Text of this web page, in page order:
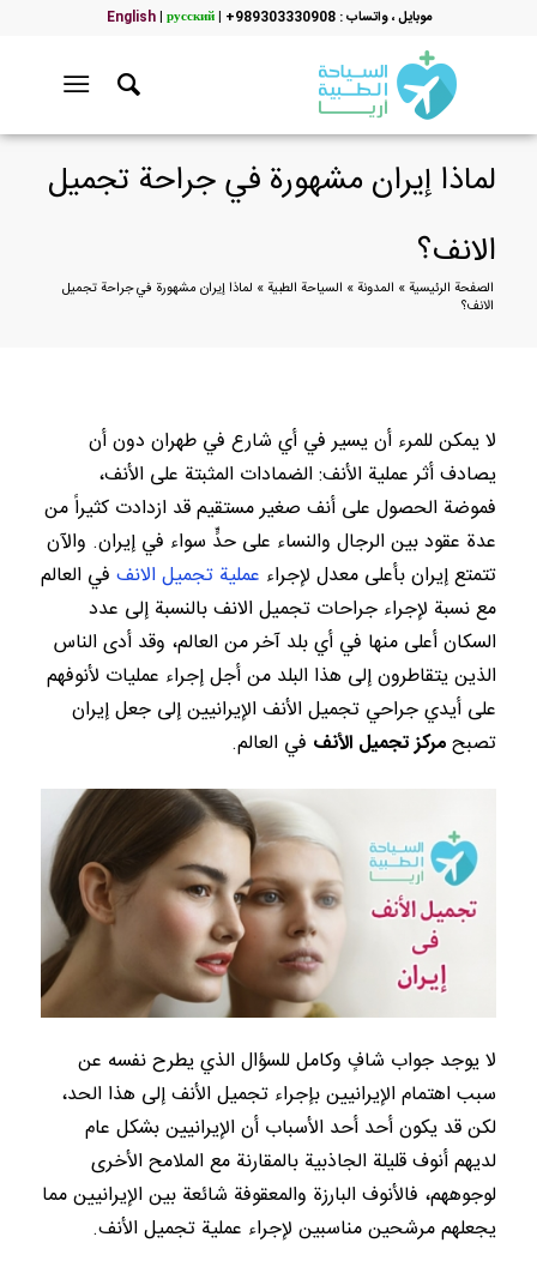
موبایل ، واتساب : 989303330908+ |
English| русский
لماذا إيران مشهورة في جراحة تجميل
الانف؟
الصفحة الرئيسية» المدونة» السياحة الطبية» لماذا إيران مشهورة في جراحة تجميل
الانف؟
لا يمكن للمرء أن يسير في أي شارع في طهران دون أن
يصادف أثر عملية الأنف: الضمادات المثبتة على الأنف،
فموضة الحصول على أنف صغير مستقيم قد ازدادت كثيراً من
عدة عقود بين الرجال والنساء على حدٍّ سواء في إيران. والآن
تتمتع إيران بأعلى معدل لإجراء عملية تجميل الانففي العالم
مع نسبة لإجراء جراحات تجميل الانف بالنسبة إلى عدد
السكان أعلى منها في أي بلد آخر من العالم، وقد أدى الناس
الذين يتقاطرون إلى هذا البلد من أجل إجراء عمليات لأنوفهم
على أيدي جراحي تجميل الأنف الإيرانيين إلى جعل إيران
تصبحمركز تجميل الأنف في العالم.
لا يوجد جواب شافٍ وكامل للسؤال الذي يطرح نفسه عن
سبب اهتمام الإيرانيين بإجراء تجميل الأنف إلى هذا الحد،
لكن قد يكون أحد أحد الأسباب أن الإيرانيين بشكل عام
لديهم أنوف قليلة الجاذبية بالمقارنة مع الملامح الأخرى
لوجوههم، فالأنوف البارزة والمعقوفة شائعة بين الإيرانيين مما
يجعلهم مرشحين مناسبين لإجراء عملية تجميل الأنف.